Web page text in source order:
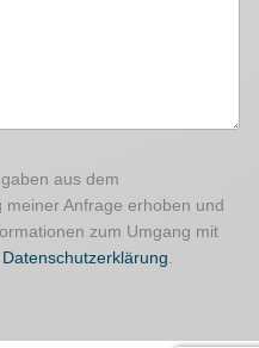
aus dem
Anfrage erhoben und
zum Umgang mit
Datenschutzerklärung